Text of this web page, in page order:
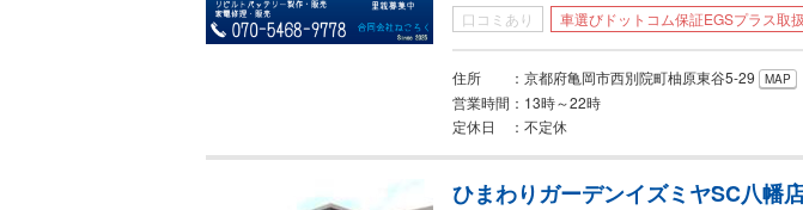
口コミあり 車選びドットコム保証EGSプラス取扱
住所 京都府亀岡市西別院町柚原東谷5-29 MAP
営業時間
13時～22時
定休日
不定休
ひまわりガーデンイズミヤSC八幡